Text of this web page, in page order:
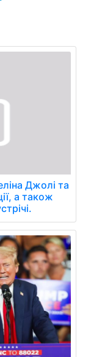
Джолі та
а також